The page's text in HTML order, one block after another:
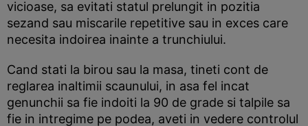
vicioase, sa evitati statul prelungit in pozitia
sezand sau miscarile repetitive sau in exces care
necesita indoirea inainte a trunchiului.
Cand stati la birou sau la masa, tineti cont de
reglarea inaltimii scaunului, in asa fel incat
genunchii sa fie indoiti la 90 de grade si talpile sa
fie in intregime pe podea, aveti in vedere controlul